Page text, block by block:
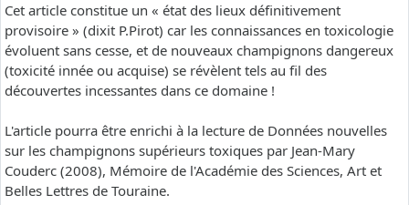
Cet article constitue un « état des lieux définitivement
provisoire » (dixit P.Pirot) car les connaissances en toxicologie
évoluent sans cesse, et de nouveaux champignons dangereux
(toxicité innée ou acquise) se révèlent tels au fil des
découvertes incessantes dans ce domaine !
L'article pourra être enrichi à la lecture de Données nouvelles
sur les champignons supérieurs toxiques par Jean-Mary
Couderc (2008), Mémoire de l'Académie des Sciences, Art et
Belles Lettres de Touraine.